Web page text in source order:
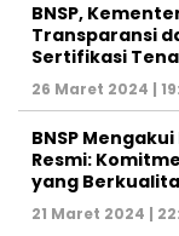
BNSP,
Transparansi
Sertifikasi
26 Maret 2024 |
BNSP
Resmi:
yang
21 Maret 2024 |